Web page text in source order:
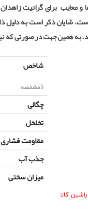
معایب برای گرانیت
شایان ذکر است به دلیل
به همین جهت در صورتی که
شاخص
5 مشخصه
چگالی
تخلخل
مقاومت فشاری
جذب آب
میزان سختی
راشین کالا